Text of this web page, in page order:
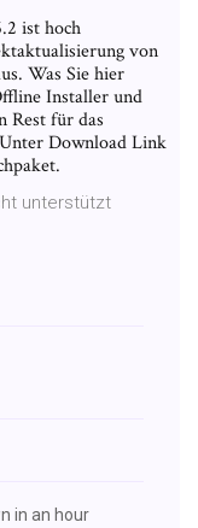
ist hoch
von
Was Sie hier
Installer und
Rest für das
Download Link
unterstützt
in an hour